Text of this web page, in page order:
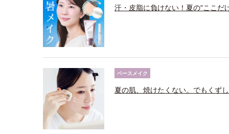
汗・皮脂に負けない！夏の“ここだ
ベースメイク
夏の肌、焼けたくない。でもくず